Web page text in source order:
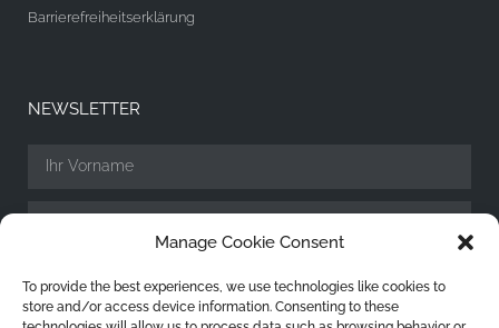
Manage Cookie Consent
To provide the best experiences, we use technologies like cookies to
store and/or access device information. Consenting to these
Barrierefreiheitserklärung
NEWSLETTER